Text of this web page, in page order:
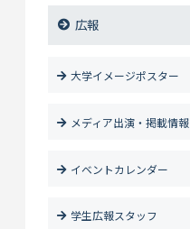
広報
大学イメージポスター
メディア出演・掲載情報
イベントカレンダー
学生広報スタッフ